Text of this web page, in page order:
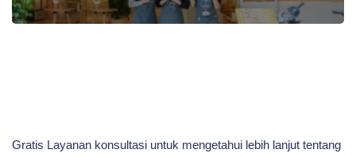
Gratis Layanan konsultasi untuk mengetahui lebih lanjut tentang